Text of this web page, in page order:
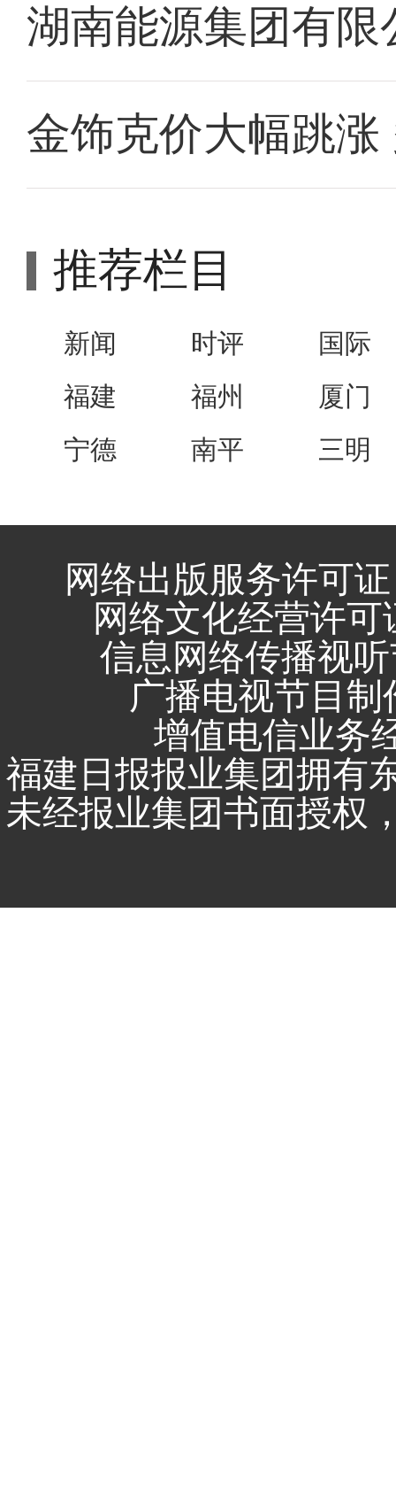
湖南能源集团有
金饰克价大幅跳
推荐栏目
新闻 时评
国际
福建
福州
厦门
宁德
南平 三明
网络出版服务许可
网络文化经营许可
信息网络传播视
广播电视节目
增值电信业务
福建日报报业集团拥有
未经报业集团书面授权